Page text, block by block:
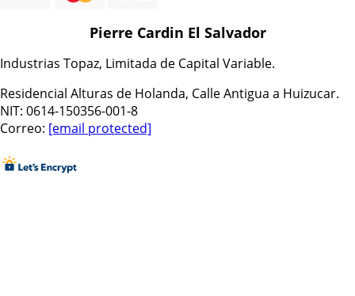
Pierre Cardin El Salvador
Industrias Topaz, Limitada de Capital Variable.
Residencial Alturas de Holanda, Calle Antigua a Huizucar.
NIT: 0614-150356-001-8
Correo: [email protected]